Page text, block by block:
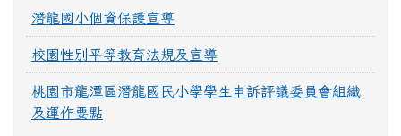
潛龍國小個資保護宣導
校園性別平等教育法規及宣導
桃園市龍潭區潛龍國民小學學生申訴評議委員會組織
及運作要點